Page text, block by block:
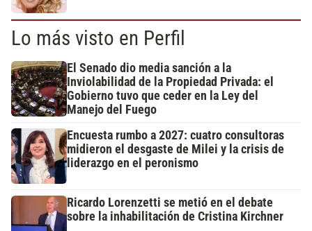
Lo más visto en Perfil
El Senado dio media sanción a la
Inviolabilidad de la Propiedad Privada: el
Gobierno tuvo que ceder en la Ley del
Manejo del Fuego
Encuesta rumbo a 2027: cuatro consultoras
midieron el desgaste de Milei y la crisis de
liderazgo en el peronismo
Ricardo Lorenzetti se metió en el debate
sobre la inhabilitación de Cristina Kirchner